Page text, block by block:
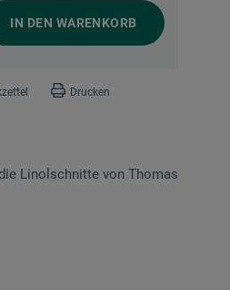
IN DEN WARENKORB
Drucken
Linolschnitte von Thomas